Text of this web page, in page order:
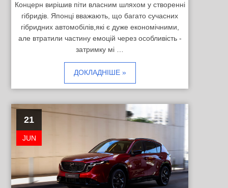
Концерн вирішив піти власним шляхом у створенні
гібридів. Японці вважають, що багато сучасних
гібридних автомобілів,які є дуже економічними,
але втратили частину емоцій через особливість -
затримку мі …
ДОКЛАДНІШЕ »
21
JUN